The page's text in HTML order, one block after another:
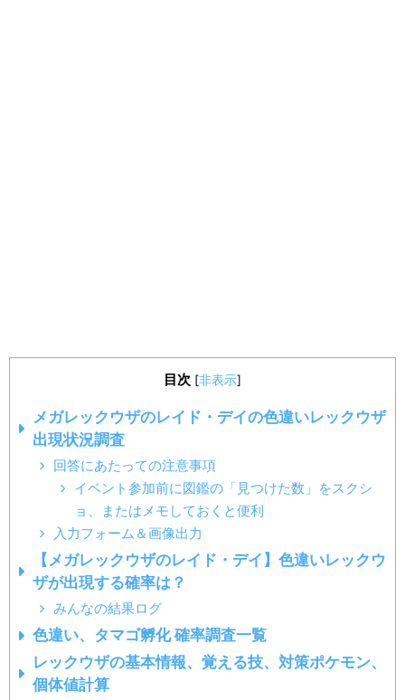
目次 [非表示]
メガレックウザのレイド・デイの色違いレックウザ
出現状況調査
回答にあたっての注意事項
イベント参加前に図鑑の「見つけた数」をスクシ
ョ、またはメモしておくと便利
入力フォーム＆画像出力
【メガレックウザのレイド・デイ】色違いレックウ
ザが出現する確率は？
みんなの結果ログ
色違い、タマゴ孵化 確率調査一覧
レックウザの基本情報、覚える技、対策ポケモン、
個体値計算